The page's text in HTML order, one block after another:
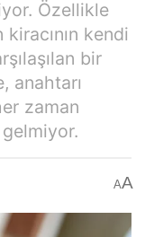
Özellikle
kendi
bir
anahtarı
zaman
gelmiyor.
AA